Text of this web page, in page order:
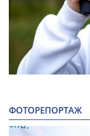
ФОТОРЕПОРТАЖ